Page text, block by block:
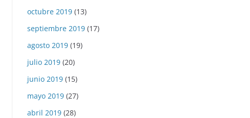
octubre 2019 (13)
septiembre 2019 (17)
agosto 2019 (19)
julio 2019 (20)
junio 2019 (15)
mayo 2019 (27)
abril 2019 (28)